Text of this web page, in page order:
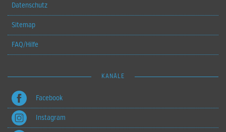
Datenschutz
Sitemap
FAQ/Hilfe
KANÄLE
Facebook
Instagram